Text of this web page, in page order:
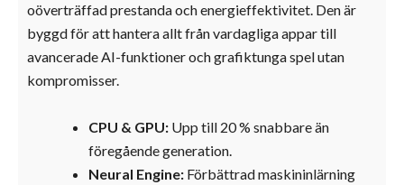
oöverträffad prestanda och energieffektivitet. Den är
byggd för att hantera allt från vardagliga appar till
avancerade AI-funktioner och grafiktunga spel utan
kompromisser.
CPU & GPU: Upp till 20 % snabbare än
föregående generation.
Neural Engine: Förbättrad maskininlärning